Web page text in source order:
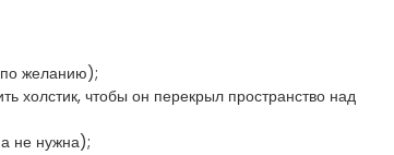
желанию);
холстик, чтобы он перекрыл пространство над
не нужна);